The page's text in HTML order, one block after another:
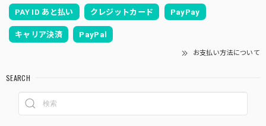
PAY ID あと払い クレジットカード PayPay
キャリア決済 PayPal
お支払い方法について
SEARCH